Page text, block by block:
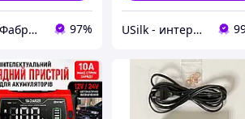
⭐️⭐️⭐️⭐️⭐️Фабрика Честных цен 97% USilk - интернет-магазин